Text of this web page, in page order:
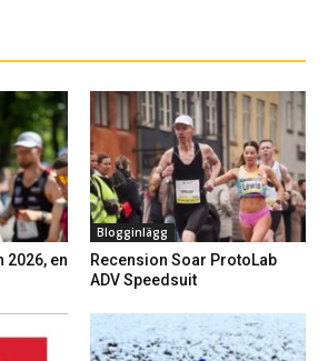
2026, en
Blogginlägg
Recension Soar ProtoLab
ADV Speedsuit